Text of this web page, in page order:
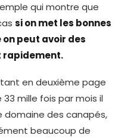
qui montre que
si on met les bonnes
peut avoir des
en deuxième page
mille fois par mois il
domaine des canapés,
beaucoup de